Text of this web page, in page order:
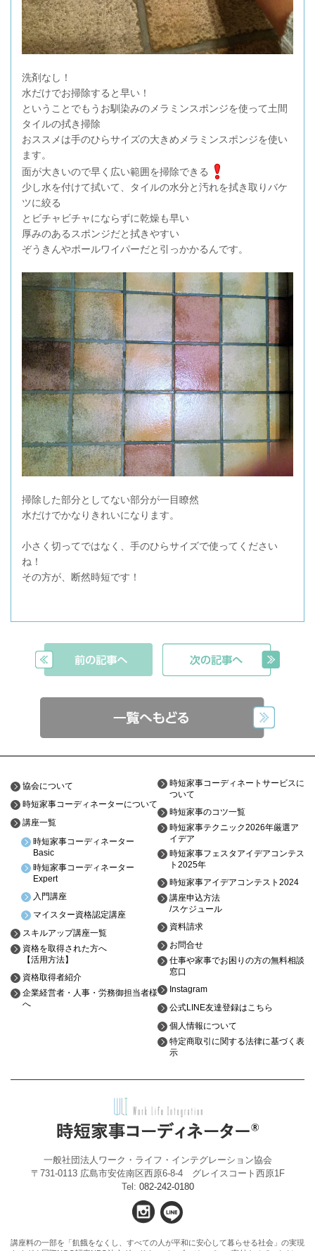
洗剤なし！
水だけでお掃除すると早い！
ということでもうお馴染みのメラミンスポンジを使って土間
タイルの拭き掃除
おススメは手のひらサイズの大きめメラミンスポンジを使い
ます。
面が大きいので早く広い範囲を掃除できる
少し水を付けて拭いて、タイルの水分と汚れを拭き取りバケ
ツに絞る
とビチャビチャにならずに乾燥も早い
厚みのあるスポンジだと拭きやすい
ぞうきんやポールワイパーだと引っかかるんです。
掃除した部分としてない部分が一目瞭然
水だけでかなりきれいになります。
小さく切ってではなく、手のひらサイズで使ってください
ね！
その方が、断然時短です！
協会について
時短家事コーディネーターについて
講座一覧
時短家事コーディネーター
Basic
時短家事コーディネーター
Expert
入門講座
マイスター資格認定講座
スキルアップ講座一覧
資格を取得された方へ
【活用方法】
資格取得者紹介
企業経営者・人事・労務御担当者様
へ
時短家事コーディネートサービスに
ついて
時短家事のコツ一覧
時短家事テクニック2026年厳選ア
イデア
時短家事フェスタアイデアコンテス
ト2025年
時短家事アイデアコンテスト2024
講座申込方法
/スケジュール
資料請求
お問合せ
仕事や家事でお困りの方の無料相談
窓口
Instagram
公式LINE友達登録はこちら
個人情報について
特定商取引に関する法律に基づく表
示
一般社団法人ワーク・ライフ・インテグレーション協会
〒731-0113 広島市安佐南区西原6-8-4 グレイスコート西原1F
Tel: 082-242-0180
講座料の一部を「飢餓をなくし、すべての人が平和に安心して暮らせる社会」の実現